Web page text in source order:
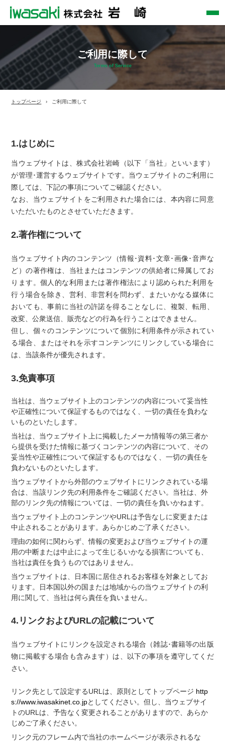
ご利用に際して
Terms of Service
1.はじめに
当ウェブサイトは、株式会社岩崎（以下「当社」といいます）
が管理･運営するウェブサイトです。当ウェブサイトのご利用に
際しては、下記の事項についてご確認ください。
なお、当ウェブサイトをご利用された場合には、本内容に同意
いただいたものとさせていただきます。
2.著作権について
当ウェブサイト内のコンテンツ（情報･資料･文章･画像･音声な
ど）の著作権は、当社またはコンテンツの供給者に帰属してお
ります。個人的な利用または著作権法により認められた利用を
行う場合を除き、営利、非営利を問わず、またいかなる媒体に
おいても、事前に当社の許諾を得ることなしに、複製、転用、
改変、公衆送信、販売などの行為を行うことはできません。
但し、個々のコンテンツについて個別に利用条件が示されてい
る場合、またはそれを示すコンテンツにリンクしている場合に
は、当該条件が優先されます。
3.免責事項
当社は、当ウェブサイト上のコンテンツの内容について妥当性
や正確性について保証するものではなく、一切の責任を負わな
いものといたします。
当社は、当ウェブサイト上に掲載したメーカ情報等の第三者か
ら提供を受けた情報に基づくコンテンツの内容について、その
妥当性や正確性について保証するものではなく、一切の責任を
負わないものといたします。
当ウェブサイトから外部のウェブサイトにリンクされている場
合は、当該リンク先の利用条件をご確認ください。当社は、外
部のリンク先の情報については、一切の責任を負いかねます。
当ウェブサイト上のコンテンツやURLは予告なしに変更または
中止されることがあります。あらかじめご了承ください。
理由の如何に関わらず、情報の変更および当ウェブサイトの運
用の中断または中止によって生じるいかなる損害についても、
当社は責任を負うものではありません。
当ウェブサイトは、日本国に居住されるお客様を対象としてお
ります。日本国以外の国または地域からの当ウェブサイトの利
用に関して、当社は何ら責任を負いません。
4.リンクおよびURLの記載について
当ウェブサイトにリンクを設定される場合（雑誌･書籍等の出版
物に掲載する場合も含みます）は、以下の事項を遵守してくだ
さい。
リンク先として設定するURLは、原則としてトップページ http
s://www.iwasakinet.co.jpとしてください。但し、当ウェブサイ
トのURLは、予告なく変更されることがありますので、あらか
じめご了承ください。
リンク元のフレーム内で当社のホームページが表示されるな
トップページ ご利用に際して